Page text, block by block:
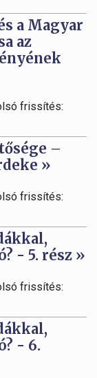
a Magyar
az
frissítés:
–
»
frissítés:
- 5. rész »
frissítés:
- 6.